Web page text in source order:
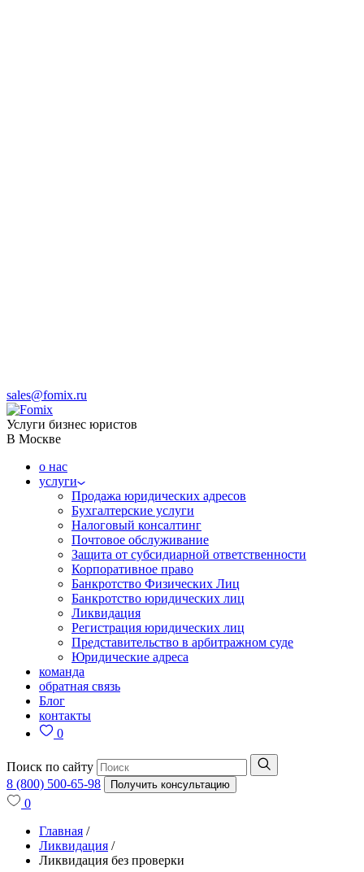
sales@fomix.ru
Услуги бизнес юристов
В Москве
о нас
услуги
Продажа юридических адресов
Бухгалтерские услуги
Налоговый консалтинг
Почтовое обслуживание
Защита от субсидиарной ответственности
Корпоративное право
Банкротство Физических Лиц
Банкротство юридических лиц
Ликвидация
Регистрация юридических лиц
Представительство в арбитражном суде
Юридические адреса
команда
обратная связь
Блог
контакты
0
Поиск по сайту
8 (800) 500-65-98
Получить консультацию
0
Главная /
Ликвидация /
Ликвидация без проверки